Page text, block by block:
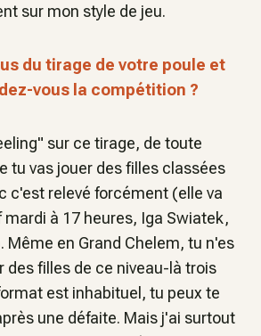
sur mon style de jeu.
du tirage de votre poule et
vous la compétition ?
sur ce tirage, de toute
tu vas jouer des filles classées
c'est relevé forcément (elle va
mardi à 17 heures, Iga Swiatek,
Même en Grand Chelem, tu n'es
des filles de ce niveau-là trois
est inhabituel, tu peux te
une défaite. Mais j'ai surtout